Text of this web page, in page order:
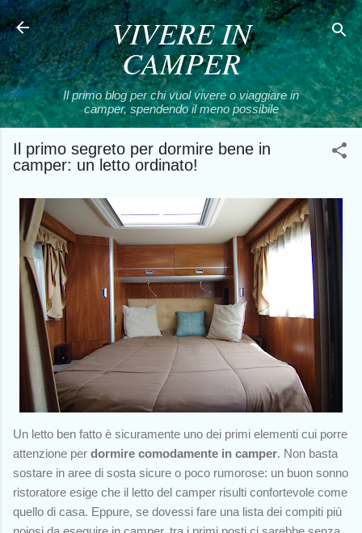
Passa ai contenuti principali
VIVERE IN
CAMPER
Il primo blog per chi vuol vivere o viaggiare in
camper, spendendo il meno possibile
Il primo segreto per dormire bene in
camper: un letto ordinato!
Un letto ben fatto è sicuramente uno dei primi elementi cui porre
attenzione per dormire comodamente in camper. Non basta
sostare in aree di sosta sicure o poco rumorose: un buon sonno
ristoratore esige che il letto del camper risulti confortevole come
quello di casa. Eppure, se dovessi fare una lista dei compiti più